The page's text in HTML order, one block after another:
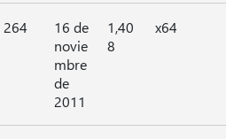
264
16 de
novie
mbre
de
2011
1,40
8
x64